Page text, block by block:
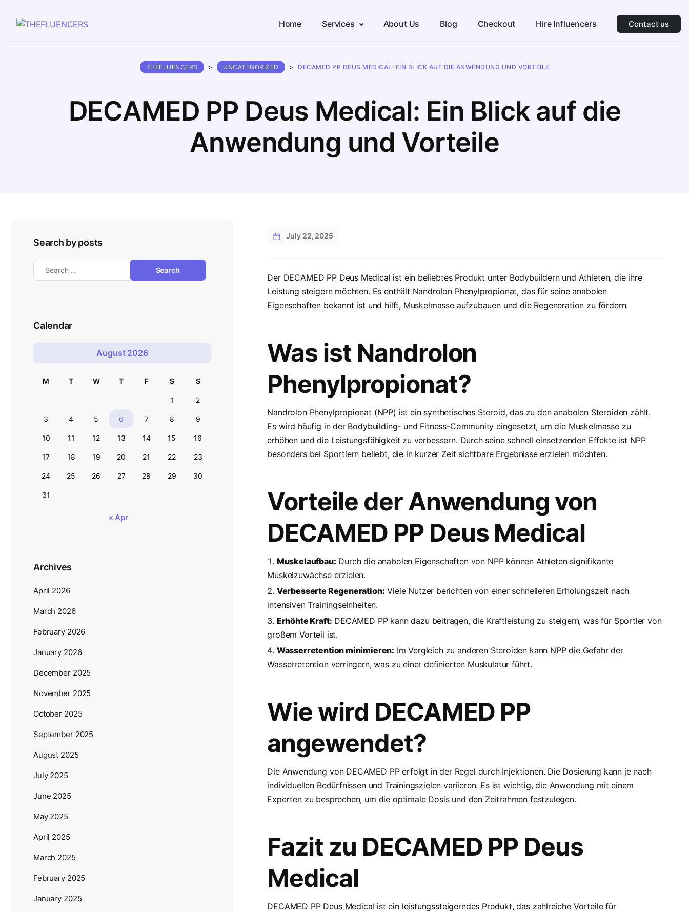
Home Services About Us Blog Checkout Hire Influencers Contact us
DECAMED PP Deus Medical: Ein Blick auf die
Anwendung und Vorteile
THEFLUENCERS > UNCATEGORIZED > DECAMED PP DEUS MEDICAL: EIN BLICK AUF DIE ANWENDUNG UND VORTEILE
July 22, 2025
Der DECAMED PP Deus Medical ist ein beliebtes Produkt unter Bodybuildern und Athleten, die ihre
Leistung steigern möchten. Es enthält Nandrolon Phenylpropionat, das für seine anabolen
Eigenschaften bekannt ist und hilft, Muskelmasse aufzubauen und die Regeneration zu fördern.
Was ist Nandrolon
Phenylpropionat?
Nandrolon Phenylpropionat (NPP) ist ein synthetisches Steroid, das zu den anabolen Steroiden zählt.
Es wird häufig in der Bodybuilding- und Fitness-Community eingesetzt, um die Muskelmasse zu
erhöhen und die Leistungsfähigkeit zu verbessern. Durch seine schnell einsetzenden Effekte ist NPP
besonders bei Sportlern beliebt, die in kurzer Zeit sichtbare Ergebnisse erzielen möchten.
Vorteile der Anwendung von
DECAMED PP Deus Medical
Muskelaufbau: Durch die anabolen Eigenschaften von NPP können Athleten signifikante
Muskelzuwächse erzielen.
Verbesserte Regeneration: Viele Nutzer berichten von einer schnelleren Erholungszeit nach
intensiven Trainingseinheiten.
Erhöhte Kraft: DECAMED PP kann dazu beitragen, die Kraftleistung zu steigern, was für Sportler von
großem Vorteil ist.
Wasserretention minimieren: Im Vergleich zu anderen Steroiden kann NPP die Gefahr der
Wasserretention verringern, was zu einer definierten Muskulatur führt.
Wie wird DECAMED PP
angewendet?
Die Anwendung von DECAMED PP erfolgt in der Regel durch Injektionen. Die Dosierung kann je nach
individuellen Bedürfnissen und Trainingszielen variieren. Es ist wichtig, die Anwendung mit einem
Experten zu besprechen, um die optimale Dosis und den Zeitrahmen festzulegen.
Fazit zu DECAMED PP Deus
Medical
DECAMED PP Deus Medical ist ein leistungssteigerndes Produkt, das zahlreiche Vorteile für
Search by posts
Calendar
August 2026
M T W T F S S
1 2
3 4 5 6 7 8 9
10 11 12 13 14 15 16
17 18 19 20 21 22 23
24 25 26 27 28 29 30
31
« Apr
Archives
April 2026
March 2026
February 2026
January 2026
December 2025
November 2025
October 2025
September 2025
August 2025
July 2025
June 2025
May 2025
April 2025
March 2025
February 2025
January 2025